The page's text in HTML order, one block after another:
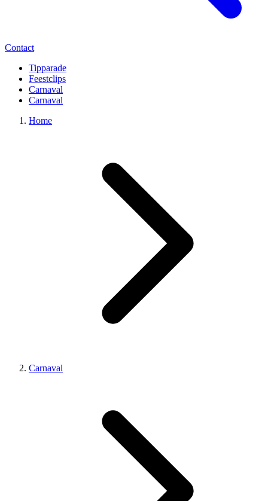
Contact
Tipparade
Feestclips
Carnaval
Carnaval
Home
Carnaval